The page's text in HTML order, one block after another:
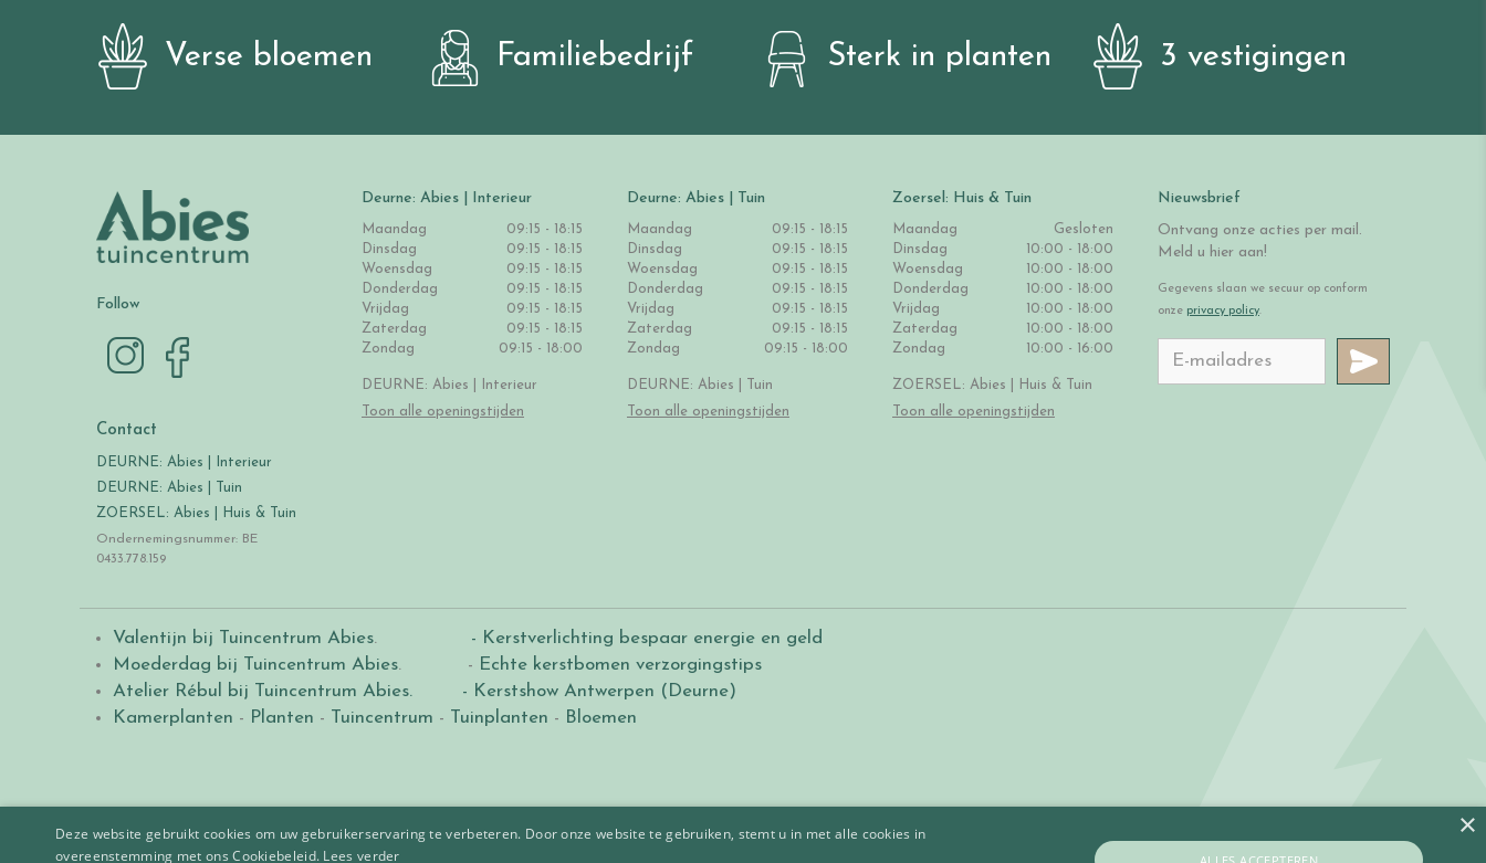
Verse bloemen Familiebedrijf Sterk in planten 3 vestigingen
Follow
Contact
DEURNE: Abies | Interieur
DEURNE: Abies | Tuin
ZOERSEL: Abies | Huis & Tuin
Ondernemingsnummer: BE
0433.778.159
Deurne: Abies | Interieur
Maandag
09:15 - 18:15
Dinsdag
09:15 - 18:15
Woensdag
09:15 - 18:15
Donderdag
09:15 - 18:15
Vrijdag
09:15 - 18:15
Zaterdag
09:15 - 18:15
Zondag
09:15 - 18:00
DEURNE: Abies | Interieur
Toon alle openingstijden
Deurne: Abies | Tuin
Maandag
09:15 - 18:15
Dinsdag
09:15 - 18:15
Woensdag
09:15 - 18:15
Donderdag
09:15 - 18:15
Vrijdag
09:15 - 18:15
Zaterdag
09:15 - 18:15
Zondag
09:15 - 18:00
DEURNE: Abies | Tuin
Toon alle openingstijden
Zoersel: Huis & Tuin
Maandag
Gesloten
Dinsdag
10:00 - 18:00
Woensdag
10:00 - 18:00
Donderdag
10:00 - 18:00
Vrijdag
10:00 - 18:00
Zaterdag
10:00 - 18:00
Zondag
10:00 - 16:00
ZOERSEL: Abies | Huis & Tuin
Toon alle openingstijden
Nieuwsbrief
Ontvang onze acties per mail.
Meld u hier aan!
Gegevens slaan we secuur op conform
onze privacy policy.
Valentijn bij Tuincentrum Abies.
- Kerstverlichting bespaar energie en geld
Moederdag bij Tuincentrum Abies. - Echte kerstbomen verzorgingstips
Atelier Rébul bij Tuincentrum Abies.
- Kerstshow Antwerpen (Deurne)
Kamerplanten - Planten - Tuincentrum - Tuinplanten - Bloemen
×
Deze website gebruikt cookies om uw gebruikerservaring te verbeteren. Door onze website te gebruiken, stemt u in met alle cookies in
overeenstemming met ons Cookiebeleid. Lees verder ALLES ACCEPTEREN